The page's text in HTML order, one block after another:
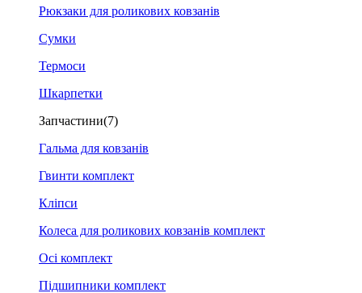
Рюкзаки для роликових ковзанів
Сумки
Термоси
Шкарпетки
Запчастини(7)
Гальма для ковзанів
Гвинти комплект
Кліпси
Колеса для роликових ковзанів комплект
Осі комплект
Підшипники комплект